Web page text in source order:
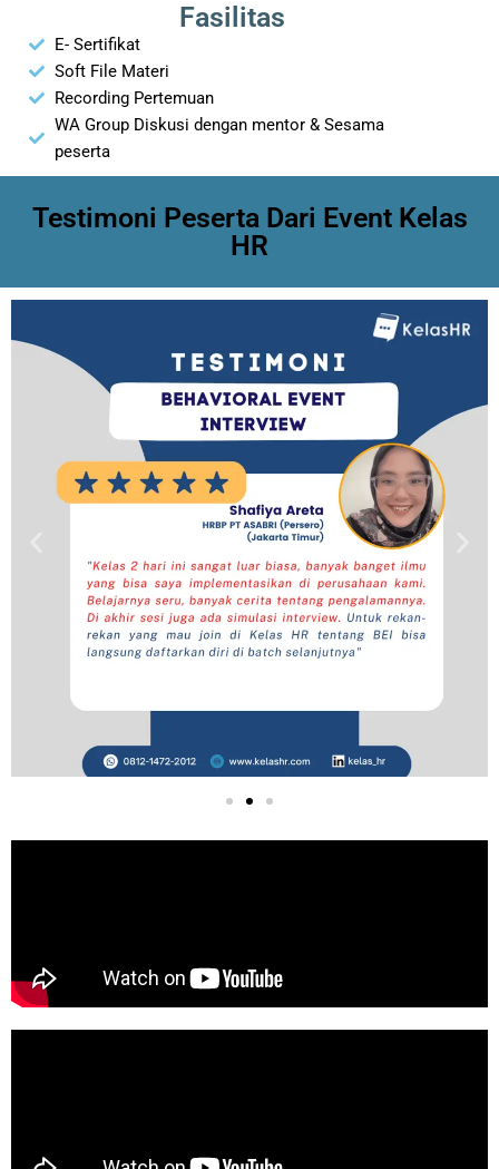
Fasilitas
E- Sertifikat
Soft File Materi
Recording Pertemuan
WA Group Diskusi dengan mentor & Sesama
peserta
Testimoni Peserta Dari Event Kelas
HR